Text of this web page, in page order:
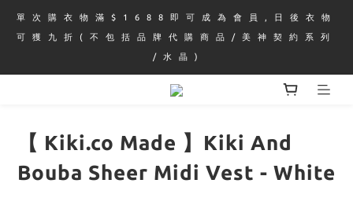
單 次 購 衣 物 滿 $ 1 6 8 8 即 可 成 為 會 員 , 日 後 衣 物
可 獲 九 折 ( 不 包 括 品 牌 代 購 商 品 / 美 神 契 約 系 列
/ 水 晶 )
【 Kiki.co Made 】Kiki And
Bouba Sheer Midi Vest - White